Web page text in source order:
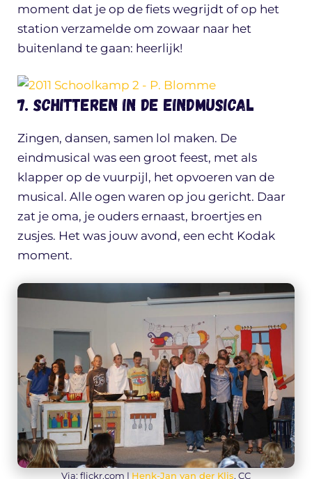
moment dat je op de fiets wegrijdt of op het
station verzamelde om zowaar naar het
buitenland te gaan: heerlijk!
7. Schitteren in de eindmusical
Zingen, dansen, samen lol maken. De
eindmusical was een groot feest, met als
klapper op de vuurpijl, het opvoeren van de
musical. Alle ogen waren op jou gericht. Daar
zat je oma, je ouders ernaast, broertjes en
zusjes. Het was jouw avond, een echt Kodak
moment.
Via: flickr.com | Henk-Jan van der Klis, CC